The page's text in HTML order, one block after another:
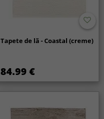
Tapete de lã - Coastal (creme)
84.99 €